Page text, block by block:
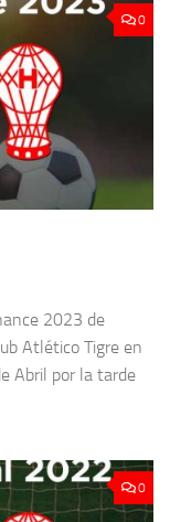
0
2023 de
Atlético Tigre en
Abril por la tarde
0